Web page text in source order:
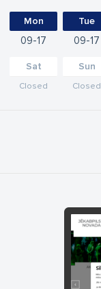
Mon
09 17
Tue
09 17
Sat
Closed
Sun
Closed